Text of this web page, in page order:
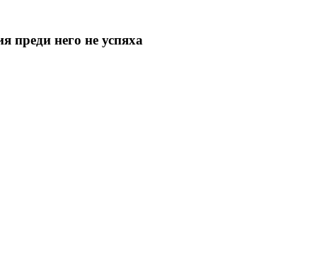
преди него не успяха